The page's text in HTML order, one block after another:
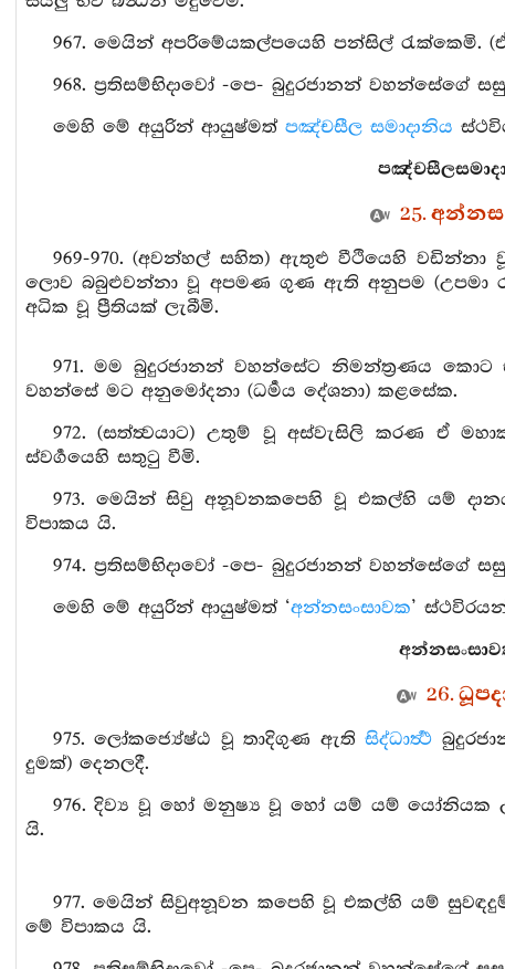
967. මෙයින් අපරිමේයකල්පයෙහි පන්සිල් රැක්කෙමි.
968. ප්‍රතිසම්භිදාවෝ -පෙ- බුදුරජානන් වහන්සේගේ
මෙහි මේ අයුරින් ආයුෂ්මත් පඤ්චසීල සමාදානිය
25.
969-970. (අවන්හල් සහිත) ඇතුළු වීථියෙහි
ලොව බබුළුවන්නා වූ අපමණ ගුණ ඇති අනුපම (උපමා
අධික වූ ප්‍රීතියක් ලැබීමි.
971. මම බුදුරජානන් වහන්සේට නිමන්ත්‍රණය
වහන්සේ මට අනුමෝදනා (ධර්‍මය දේශනා) කළසේක.
972. (සත්ත්‍වයාට) උතුම් වූ අස්වැසිලි කරණ ඒ
ස්වර්‍ගයෙහි සතුටු වීමි.
973. මෙයින් සිවු අනූවනකපෙහි වූ එකල්හි යම්
විපාකය යි.
974. ප්‍රතිසම්භිදාවෝ -පෙ- බුදුරජානන් වහන්සේගේ
මෙහි මේ අයුරින් ආයුෂ්මත් ‘අන්නසංසාවක’
26.
975. ලෝකජ්‍යේෂ්ඨ වූ තාදිගුණ ඇතිසිද්ධාර්‍ත්‍ථ
දුමක්) දෙනලදී.
976. දිව්‍ය වූ හෝ මනුෂ්‍ය වූ හෝ යම් යම් යෝනියක
යි.
977. මෙයින් සිවුඅනූවන කපෙහි වූ එකල්හි යම්
මේ විපාකය යි.